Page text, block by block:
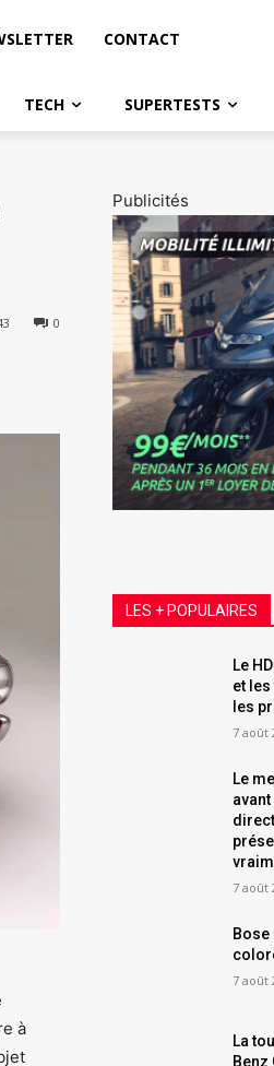
CONTACT
TECH SUPERTESTS
0
à
Publicités
LES + POPULAIRES
Le
et
les
7 août
Le
7 août
7 août
La
Benz